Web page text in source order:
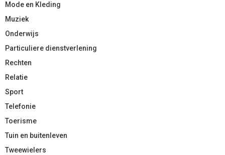
Mode en Kleding
Muziek
Onderwijs
Particuliere dienstverlening
Rechten
Relatie
Sport
Telefonie
Toerisme
Tuin en buitenleven
Tweewielers